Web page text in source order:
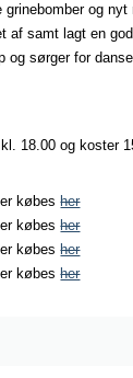
og nyt
af samt lagt en
og sørger for
18.00 og koster
købesher
købesher
købesher
købesher